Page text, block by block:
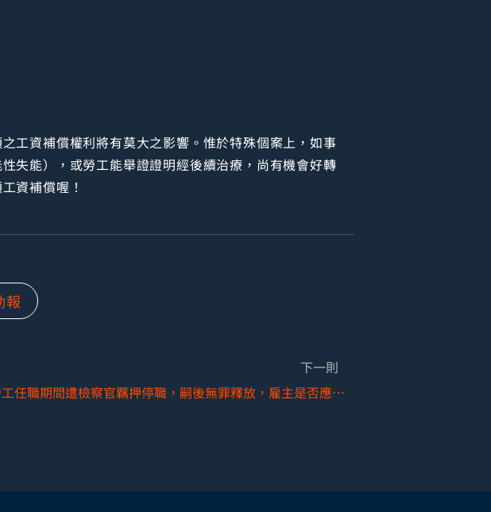
工資補償權利將有莫大之影響。惟於特殊個案上，如事
失能），或勞工能舉證證明經後續治療，尚有機會好轉
資補償喔！
報
下一則
勞工任職期間遭檢察官羈押停職，嗣後無罪釋放，雇主是否應補發停職期間之工資?